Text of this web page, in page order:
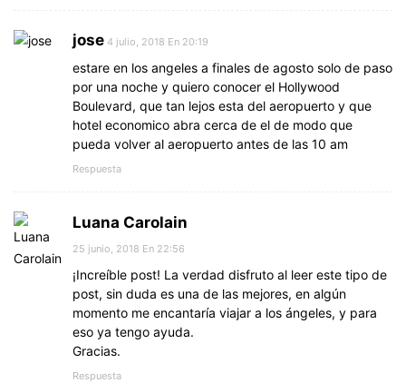
jose 4 julio, 2018 En 20:19
estare en los angeles a finales de agosto solo de paso
por una noche y quiero conocer el Hollywood
Boulevard, que tan lejos esta del aeropuerto y que
hotel economico abra cerca de el de modo que
pueda volver al aeropuerto antes de las 10 am
Respuesta
Luana Carolain
25 junio, 2018 En 22:56
¡Increíble post! La verdad disfruto al leer este tipo de
post, sin duda es una de las mejores, en algún
momento me encantaría viajar a los ángeles, y para
eso ya tengo ayuda.
Gracias.
Respuesta